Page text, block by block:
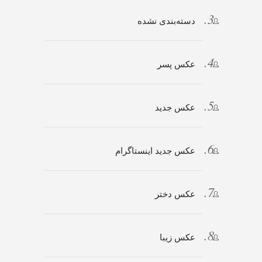
دسته‌بندی نشده
عکس پسر
عکس جدید
عکس جدید اینستاگرام
عکس دختر
عکس زیبا